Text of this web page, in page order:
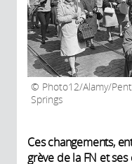
Photo12/Alamy/
Springs
Ces changements,
grève de la FN et